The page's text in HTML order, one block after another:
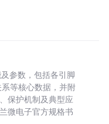
参数，包括各引脚
等核心数据，并附
保护机制及典型应
微电子官方规格书